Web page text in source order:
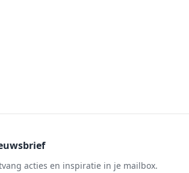
acties en inspiratie in je mailbox.